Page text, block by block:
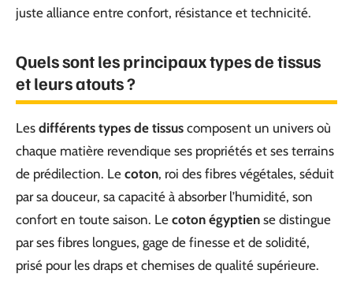
juste alliance entre confort, résistance et technicité.
Quels sont les principaux types de tissus
et leurs atouts ?
Les différents types de tissus composent un univers où
chaque matière revendique ses propriétés et ses terrains
de prédilection. Le coton, roi des fibres végétales, séduit
par sa douceur, sa capacité à absorber l’humidité, son
confort en toute saison. Le coton égyptien se distingue
par ses fibres longues, gage de finesse et de solidité,
prisé pour les draps et chemises de qualité supérieure.